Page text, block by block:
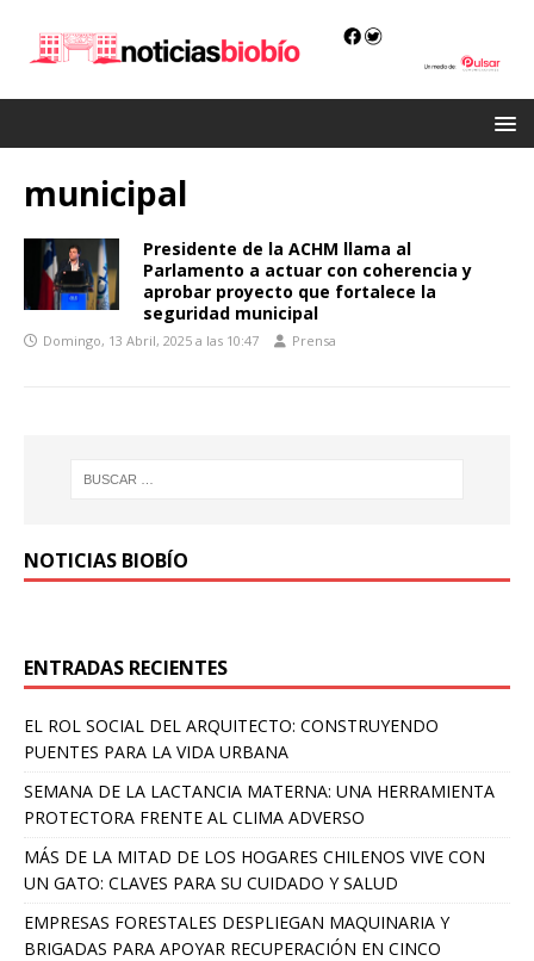
municipal
Presidente de la ACHM llama al
Parlamento a actuar con coherencia y
aprobar proyecto que fortalece la
seguridad municipal
Domingo, 13 Abril, 2025 a las 10:47 Prensa
NOTICIAS BIOBÍO
ENTRADAS RECIENTES
EL ROL SOCIAL DEL ARQUITECTO: CONSTRUYENDO
PUENTES PARA LA VIDA URBANA
SEMANA DE LA LACTANCIA MATERNA: UNA HERRAMIENTA
PROTECTORA FRENTE AL CLIMA ADVERSO
MÁS DE LA MITAD DE LOS HOGARES CHILENOS VIVE CON
UN GATO: CLAVES PARA SU CUIDADO Y SALUD
EMPRESAS FORESTALES DESPLIEGAN MAQUINARIA Y
BRIGADAS PARA APOYAR RECUPERACIÓN EN CINCO